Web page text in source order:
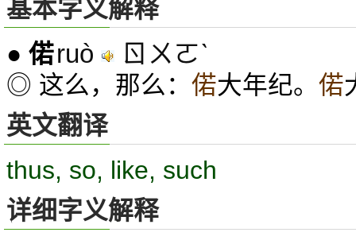
基本字义解释
● 偌ruò ㄖㄨㄛˋ
◎ 这么，那么： 偌大年纪。 偌
英文翻译
thus, so, like, such
详细字义解释